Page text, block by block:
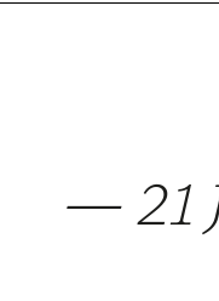
— 21